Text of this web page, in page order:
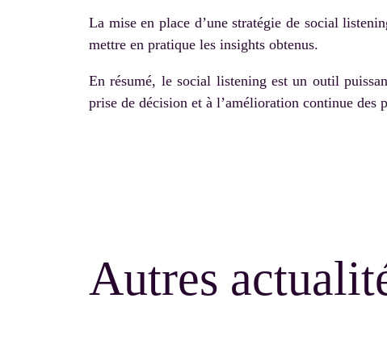
La mise en place d’une stratégie de social
mettre en pratique les insights obtenus.
En résumé, le social listening est un outil
prise de décision et à l’amélioration continue des
Autres